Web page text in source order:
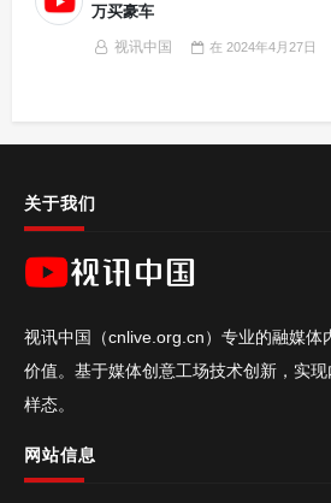
万买豪车
视讯中国 在 2024年4月27日
关于我们
视讯中国（cnlive.org.cn）专业的融媒体
价值。基于媒体创意工场技术创新，实
样态。
网站信息